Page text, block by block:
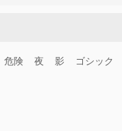
危険 夜 影 ゴシック